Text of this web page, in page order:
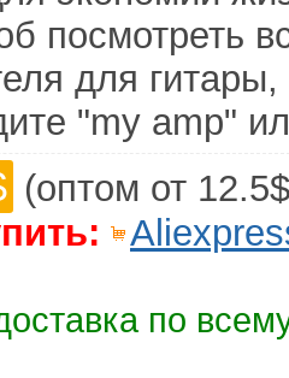
посмотреть
для
"my amp"
(оптом от
по